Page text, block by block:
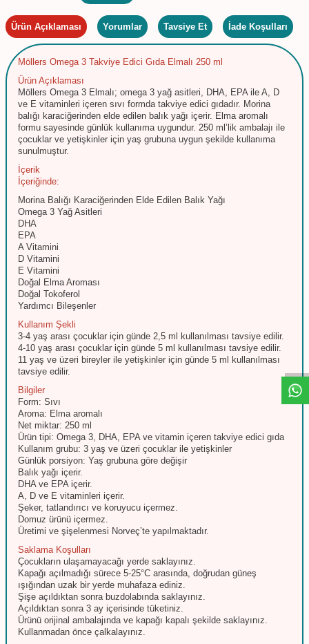
Ürün Açıklaması Yorumlar Tavsiye Et İade Koşulları
Möllers Omega 3 Takviye Edici Gıda Elmalı 250 ml
Ürün Açıklaması
Möllers Omega 3 Elmalı; omega 3 yağ asitleri, DHA, EPA ile A, D
ve E vitaminleri içeren sıvı formda takviye edici gıdadır. Morina
balığı karaciğerinden elde edilen balık yağı içerir. Elma aromalı
formu sayesinde günlük kullanıma uygundur. 250 ml’lik ambalajı ile
çocuklar ve yetişkinler için yaş grubuna uygun şekilde kullanıma
sunulmuştur.
İçerik
İçeriğinde:
Morina Balığı Karaciğerinden Elde Edilen Balık Yağı
Omega 3 Yağ Asitleri
DHA
EPA
A Vitamini
D Vitamini
E Vitamini
Doğal Elma Aroması
Doğal Tokoferol
Yardımcı Bileşenler
Kullanım Şekli
3-4 yaş arası çocuklar için günde 2,5 ml kullanılması tavsiye edilir.
4-10 yaş arası çocuklar için günde 5 ml kullanılması tavsiye edilir.
11 yaş ve üzeri bireyler ile yetişkinler için günde 5 ml kullanılması
tavsiye edilir.
Bilgiler
Form: Sıvı
Aroma: Elma aromalı
Net miktar: 250 ml
Ürün tipi: Omega 3, DHA, EPA ve vitamin içeren takviye edici gıda
Kullanım grubu: 3 yaş ve üzeri çocuklar ile yetişkinler
Günlük porsiyon: Yaş grubuna göre değişir
Balık yağı içerir.
DHA ve EPA içerir.
A, D ve E vitaminleri içerir.
Şeker, tatlandırıcı ve koruyucu içermez.
Domuz ürünü içermez.
Üretimi ve şişelenmesi Norveç’te yapılmaktadır.
Saklama Koşulları
Çocukların ulaşamayacağı yerde saklayınız.
Kapağı açılmadığı sürece 5-25°C arasında, doğrudan güneş
ışığından uzak bir yerde muhafaza ediniz.
Şişe açıldıktan sonra buzdolabında saklayınız.
Açıldıktan sonra 3 ay içerisinde tüketiniz.
Ürünü orijinal ambalajında ve kapağı kapalı şekilde saklayınız.
Kullanmadan önce çalkalayınız.